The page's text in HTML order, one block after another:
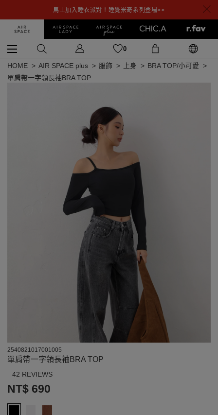
馬上加入睡衣派對！睡覺米奇系列登場>>
0
HOME AIR SPACE plus 服飾 上身
BRA TOP/小可愛
單肩帶一字領長袖BRA TOP
2540821017001005
單肩帶一字領長袖BRA TOP
42 REVIEWS
NT$ 690